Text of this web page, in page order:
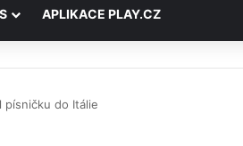
APLIKACE PLAY.CZ
písničku do Itálie